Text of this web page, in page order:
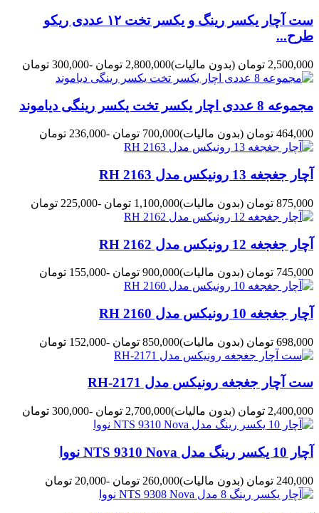
ست آچار یکسر رینگ و یکسر تخت ۱۲ عددی ریکو
طرح...
2,500,000 تومان (بدون مالیات)2,800,000 تومان -300,000 تومان
مجموعه 8 عددی اچار یکسر تخت یکسر رینگی دیاموند
464,000 تومان (بدون مالیات)700,000 تومان -236,000 تومان
آچار جغجغه 13 رونیکس مدل 2163 RH
875,000 تومان (بدون مالیات)1,100,000 تومان -225,000 تومان
آچار جغجغه 12 رونیکس مدل 2162 RH
745,000 تومان (بدون مالیات)900,000 تومان -155,000 تومان
آچار جغجغه 10 رونیکس مدل 2160 RH
698,000 تومان (بدون مالیات)850,000 تومان -152,000 تومان
ست آچار جغجغه رونیکس مدل RH-2171
2,400,000 تومان (بدون مالیات)2,700,000 تومان -300,000 تومان
آچار 10 یکسر رینگ مدل NTS 9310 Nova نووا
240,000 تومان (بدون مالیات)260,000 تومان -20,000 تومان